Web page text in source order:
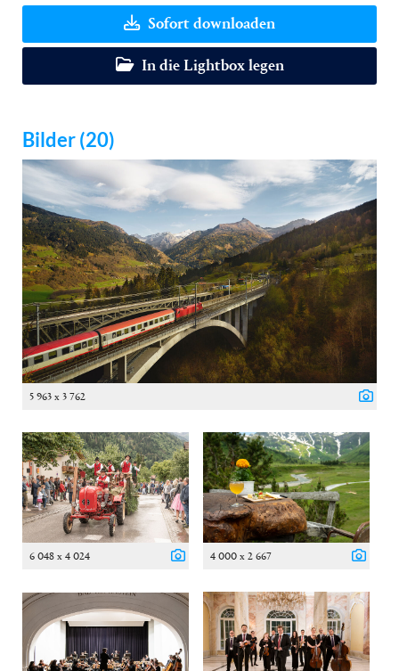
Sofort downloaden
In die Lightbox legen
Bilder (20)
5 963 x 3 762
6 048 x 4 024 4 000 x 2 667